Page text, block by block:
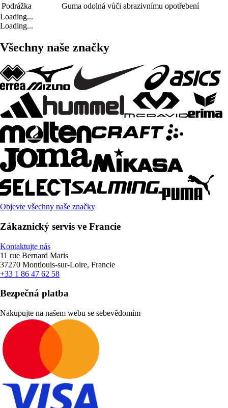
Podrážka
Guma odolná vůči abrazivnímu opotřebení
Loading...
Loading...
Všechny naše značky
Objevte všechny naše značky
Zákaznický servis ve Francie
Kontaktujte nás
11 rue Bernard Maris
37270 Montlouis-sur-Loire, Francie
+33 1 86 47 62 58
Bezpečná platba
Nakupujte na našem webu se sebevědomím